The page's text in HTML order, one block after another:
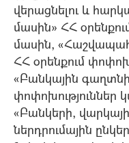
վերացնելու և
մասին» ՀՀ
մասին,
ՀՀ օրենքում
«Բանկային
փոփոխություններ
«Բանկերի,
ներդրումային